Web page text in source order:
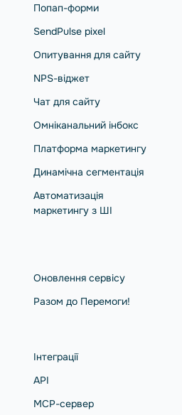
Попап-форми
SendPulse pixel
Опитування для сайту
NPS-віджет
Чат для сайту
Омніканальний інбокс
Платформа маркетингу
Динамічна сегментація
Автоматизація
маркетингу з ШІ
Оновлення сервісу
Разом до Перемоги!
Інтеграції
API
MCP-сервер